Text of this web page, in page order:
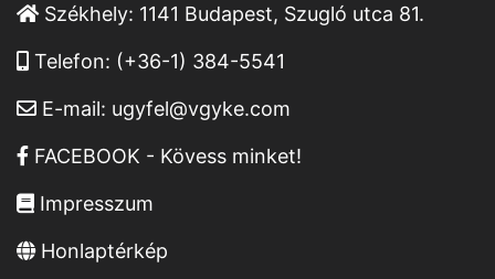
Székhely: 1141 Budapest, Szugló utca 81.
Telefon: (+36-1) 384-5541
E-mail: ugyfel@vgyke.com
FACEBOOK - Kövess minket!
Impresszum
Honlaptérkép